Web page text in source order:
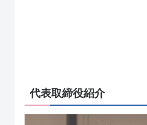
代表取締役紹介